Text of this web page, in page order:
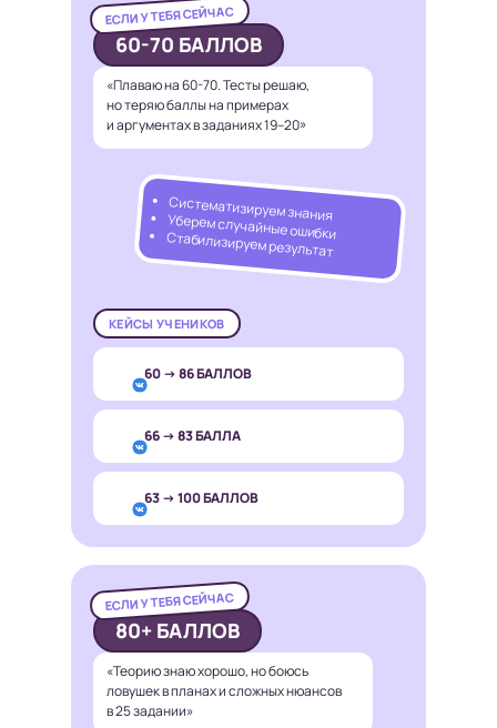
ЕСЛИ У ТЕБЯ СЕЙЧАС
60-70 БАЛЛОВ
«Плаваю на 60-70. Тесты решаю,
но теряю баллы на примерах
и аргументах в заданиях 19–20»
Систематизируем знания
Уберем случайные ошибки
Стабилизируем результат
КЕЙСЫ УЧЕНИКОВ
60 → 86 БАЛЛОВ
66 → 83 БАЛЛА
63 → 100 БАЛЛОВ
ЕСЛИ У ТЕБЯ СЕЙЧАС
80+ БАЛЛОВ
«Теорию знаю хорошо, но боюсь
ловушек в планах и сложных нюансов
в 25 задании»